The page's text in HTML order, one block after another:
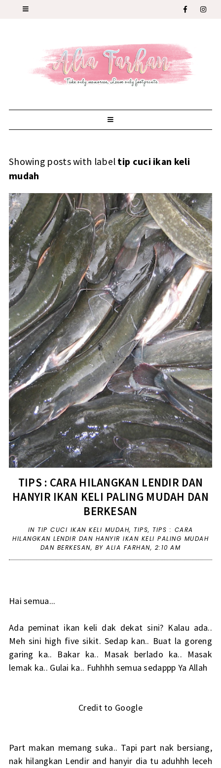
Showing posts with label tip cuci ikan keli
mudah
TIPS : CARA HILANGKAN LENDIR DAN
HANYIR IKAN KELI PALING MUDAH DAN
BERKESAN
IN TIP CUCI IKAN KELI MUDAH, TIPS, TIPS : CARA
HILANGKAN LENDIR DAN HANYIR IKAN KELI PALING MUDAH
DAN BERKESAN, BY ALIA FARHAN, 2:10 AM
Hai semua...
Ada peminat ikan keli dak dekat sini? Kalau ada..
Meh sini high five sikit. Sedap kan.. Buat la goreng
garing ka.. Bakar ka.. Masak berlado ka.. Masak
lemak ka.. Gulai ka.. Fuhhhh semua sedappp Ya Allah
Credit to Google
Part makan memang suka.. Tapi part nak bersiang,
nak hilangkan Lendir and hanyir dia tu aduhhh leceh